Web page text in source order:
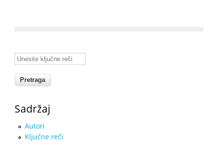
Unesite ključne reči
Sadržaj
Autori
Ključne reči